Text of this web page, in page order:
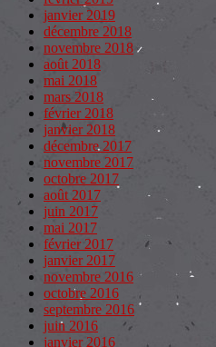
janvier 2019
décembre 2018
novembre 2018
août 2018
mai 2018
mars 2018
février 2018
janvier 2018
décembre 2017
novembre 2017
octobre 2017
août 2017
juin 2017
mai 2017
février 2017
janvier 2017
novembre 2016
octobre 2016
septembre 2016
juin 2016
janvier 2016